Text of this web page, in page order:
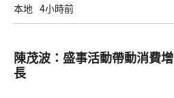
本地 4小時前
陳茂波：盛事活動帶動消費增
長